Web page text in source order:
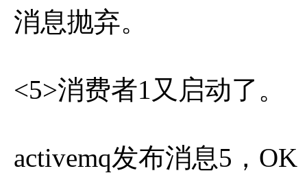
消息抛弃。
<5>消费者1又启动了。
activemq发布消息5，